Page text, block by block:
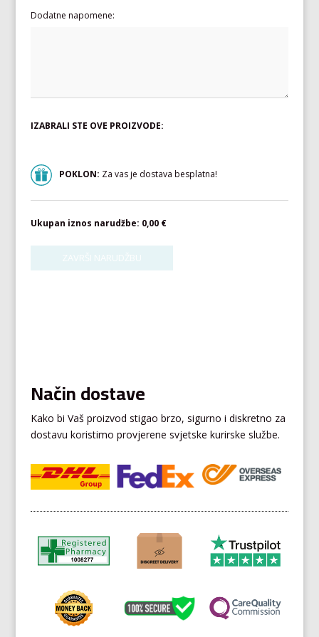
Dodatne napomene:
IZABRALI STE OVE PROIZVODE:
POKLON: Za vas je dostava besplatna!
Ukupan iznos narudžbe: 0,00 €
Način dostave
Kako bi Vaš proizvod stigao brzo, sigurno i diskretno za
dostavu koristimo provjerene svjetske kurirske službe.